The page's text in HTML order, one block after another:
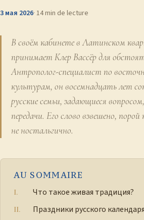
3 мая 2026· 14 min de lecture
В своём кабинете в Латинском
принимает Клер Вассёр для
Антрополог-специалист по
культурам, он восемнадцать лет
русские семьи, задающиеся
передачи. Его слово взвешено,
не ностальгично.
AU SOMMAIRE
Что такое живая традиция?
Праздники русского календаря